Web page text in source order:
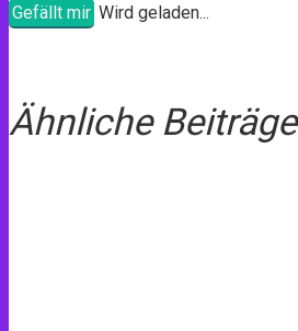
Gefällt mir Wird geladen...
Ähnliche Beiträge